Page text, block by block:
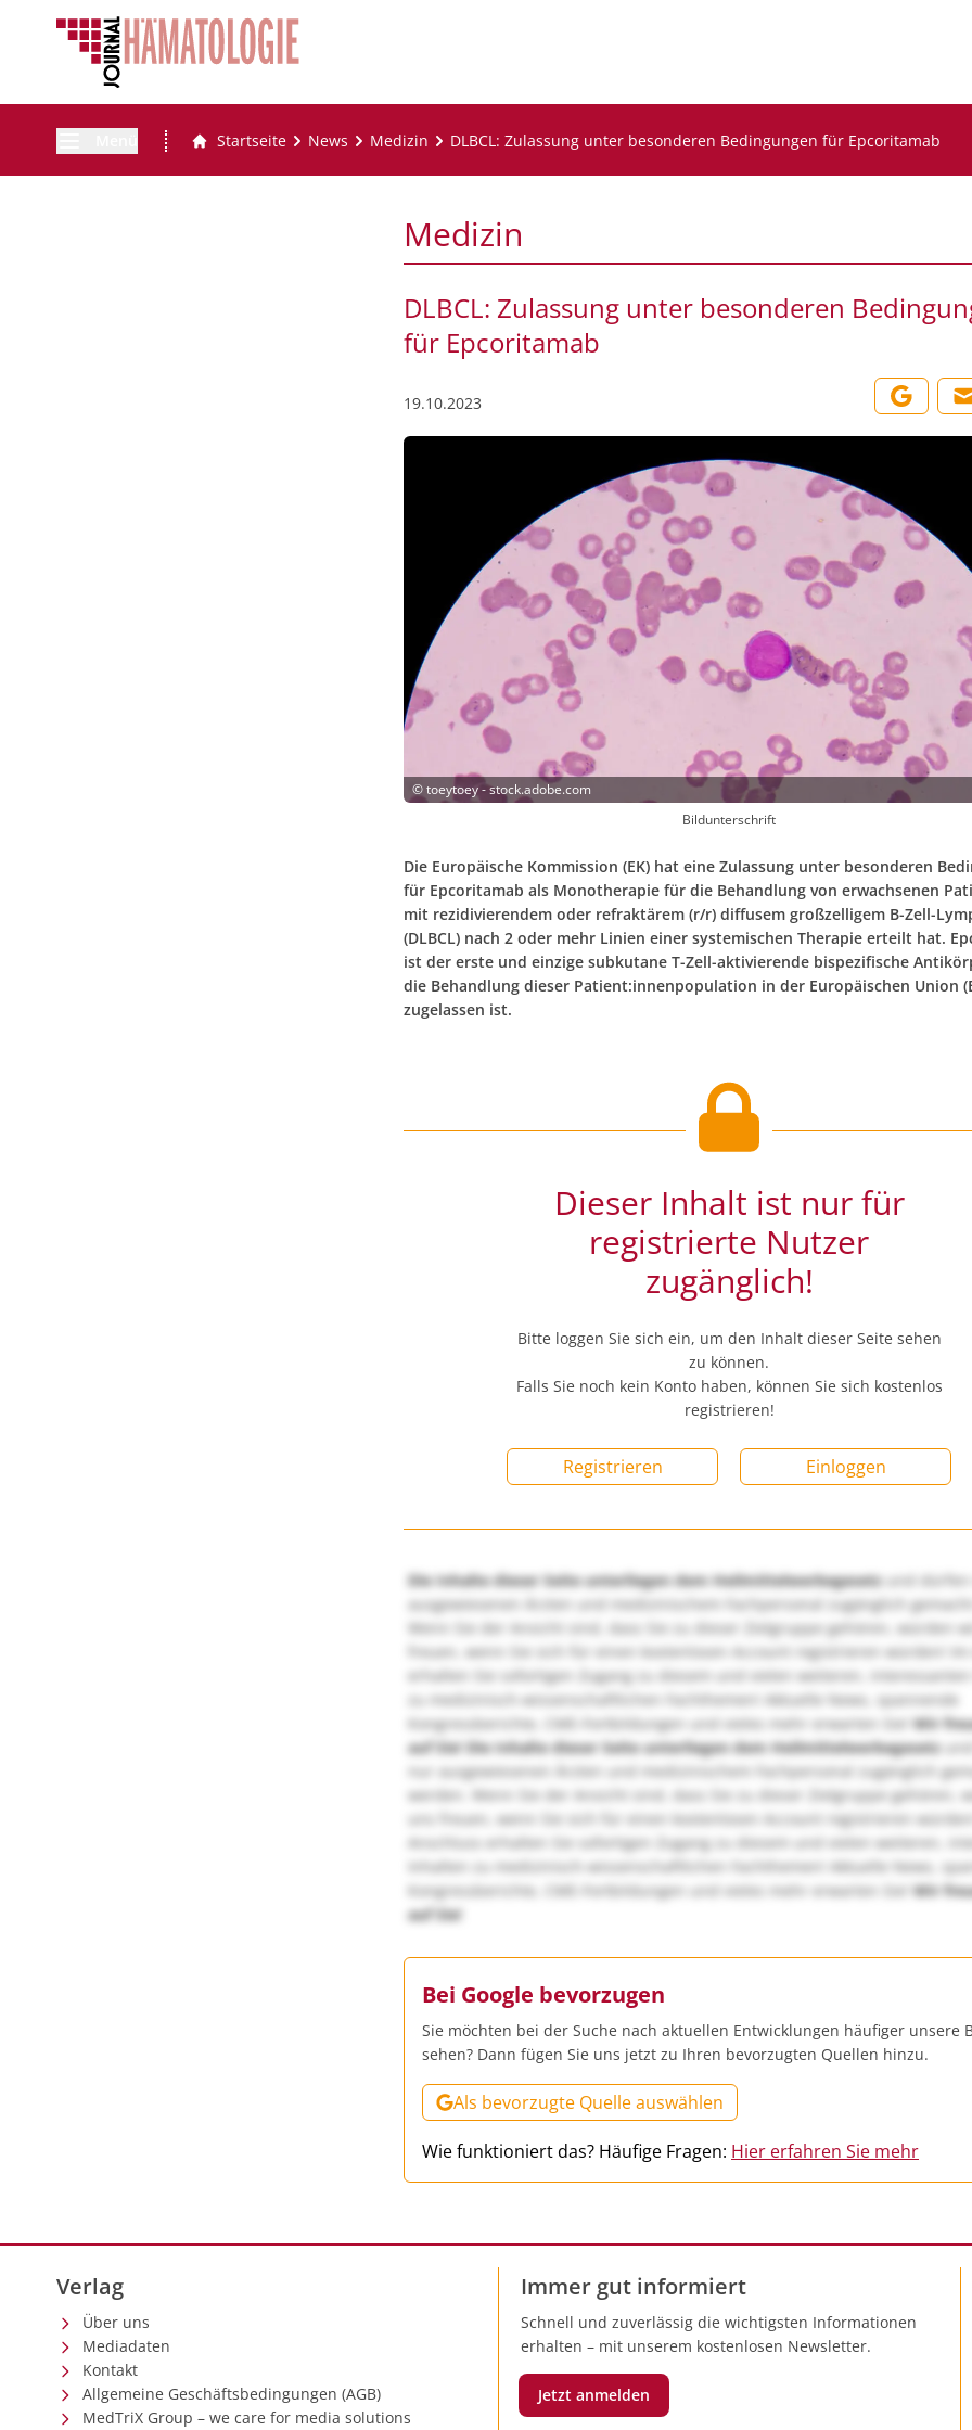
Startseite News Medizin DLBCL: Zulassung unter besonderen Bedingungen für Epcoritamab
Medizin
DLBCL: Zulassung unter besonderen
für Epcoritamab
19.10.2023
©toeytoey - stock.adobe.com
Bildunterschrift
Die Europäische Kommission (EK) hat eine Zulassung unter besonderen
für Epcoritamab als Monotherapie für die Behandlung von erwachsenen
mit rezidivierendem oder refraktärem (r/r) diffusem großzelligem B-Zell-
(DLBCL) nach 2 oder mehr Linien einer systemischen Therapie erteilt hat.
ist der erste und einzige subkutane T-Zell-aktivierende bispezifische
die Behandlung dieser Patient:innenpopulation in der Europäischen Union
zugelassen ist.
Dieser Inhalt ist nur für
registrierte Nutzer
zugänglich!
Bitte loggen Sie sich ein, um den Inhalt dieser Seite sehen
zu können.
Falls Sie noch kein Konto haben, können Sie sich kostenlos
registrieren!
Registrieren Einloggen
Die Inhalte dieser Seite unterliegen dem Heilmittelwerbegesetzund
ausgewiesenen Ärzten und medizinischem Fachpersonal zugänglich
Wenn Sie der Ansicht sind, dass Sie zu dieser Zielgruppe gehören, würden
freuen, wenn Sie sich für einen kostenlosen Account registrieren würden!
erhalten Sie sofortigen Zugang zu diesem und vielen weiteren,
zu medizinisch-wissenschaftlichen Fachthemen! Aktuelle News, spannende
Kongressberichte, CME-Fortbildungen und vieles mehr erwarten Sie!Wir
auf Sie! Die Inhalte dieser Seite unterliegen dem Heilmittelwerbegesetz
nur ausgewiesenen Ärzten und medizinischem Fachpersonal zugänglich
werden. Wenn Sie der Ansicht sind, dass Sie zu dieser Zielgruppe gehören,
uns freuen, wenn Sie sich für einen kostenlosen Account registrieren
Anschluss erhalten Sie sofortigen Zugang zu diesem und vielen weiteren,
Inhalten zu medizinisch-wissenschaftlichen Fachthemen! Aktuelle News,
Kongressberichte, CME-Fortbildungen und vieles mehr erwarten Sie! Wir
auf Sie!
Bei Google bevorzugen
Sie möchten bei der Suche nach aktuellen Entwicklungen häufiger unsere
sehen? Dann fügen Sie uns jetzt zu Ihren bevorzugten Quellen hinzu.
Als bevorzugte Quelle auswählen
Wie funktioniert das? Häufige Fragen: Hier erfahren Sie mehr
Verlag
Über uns
Mediadaten
Kontakt
Allgemeine Geschäftsbedingungen (AGB)
MedTriX Group – we care for media solutions
Immer gut informiert
Schnell und zuverlässig die wichtigsten Informationen
erhalten – mit unserem kostenlosen Newsletter.
Jetzt anmelden